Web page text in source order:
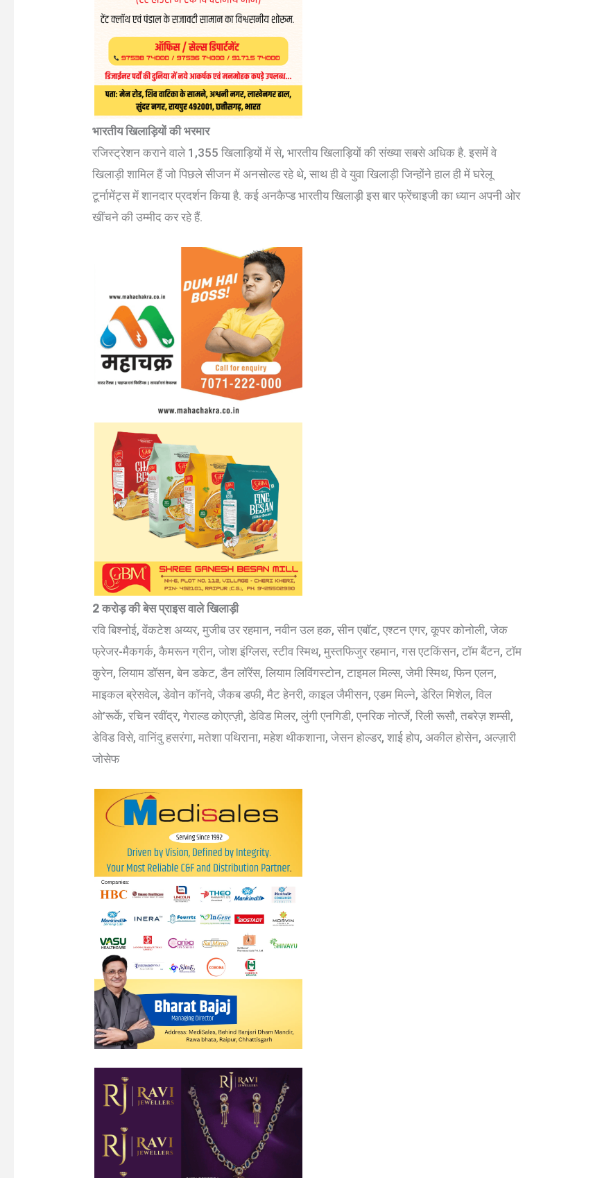
भारतीय खिलाड़ियों की भरमार
रजिस्ट्रेशन कराने वाले 1,355 खिलाड़ियों में से, भारतीय खिलाड़ियों की संख्या सबसे अधिक है. इसमें वे
खिलाड़ी शामिल हैं जो पिछले सीजन में अनसोल्ड रहे थे, साथ ही वे युवा खिलाड़ी जिन्होंने हाल ही में घरेलू
टूर्नामेंट्स में शानदार प्रदर्शन किया है. कई अनकैप्ड भारतीय खिलाड़ी इस बार फ्रेंचाइजी का ध्यान अपनी ओर
खींचने की उम्मीद कर रहे हैं.
2 करोड़ की बेस प्राइस वाले खिलाड़ी
रवि बिश्नोई, वेंकटेश अय्यर, मुजीब उर रहमान, नवीन उल हक, सीन एबॉट, एश्टन एगर, कूपर कोनोली, जेक
फ्रेजर-मैकगर्क, कैमरून ग्रीन, जोश इंग्लिस, स्टीव स्मिथ, मुस्तफिजुर रहमान, गस एटकिंसन, टॉम बैंटन, टॉम
कुरेन, लियाम डॉसन, बेन डकेट, डैन लॉरेंस, लियाम लिविंगस्टोन, टाइमल मिल्स, जेमी स्मिथ, फिन एलन,
माइकल ब्रेसवेल, डेवोन कॉनवे, जैकब डफी, मैट हेनरी, काइल जैमीसन, एडम मिल्ने, डेरिल मिशेल, विल
ओ’रूर्के, रचिन रवींद्र, गेराल्ड कोएत्ज़ी, डेविड मिलर, लुंगी एनगिडी, एनरिक नोर्त्जे, रिली रूसौ, तबरेज़ शम्सी,
डेविड विसे, वानिंदु हसरंगा, मतेशा पथिराना, महेश थीकशाना, जेसन होल्डर, शाई होप, अकील होसेन, अल्ज़ारी
जोसेफ